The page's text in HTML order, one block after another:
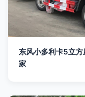
东风小多利卡5立
家